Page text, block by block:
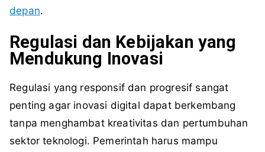
depan.
Regulasi dan Kebijakan yang
Mendukung Inovasi
Regulasi yang responsif dan progresif sangat
penting agar inovasi digital dapat berkembang
tanpa menghambat kreativitas dan pertumbuhan
sektor teknologi. Pemerintah harus mampu